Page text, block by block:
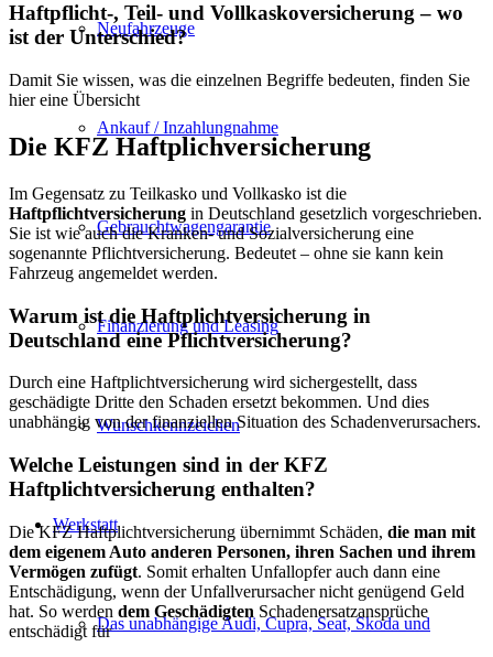
Neufahrzeuge
Ankauf / Inzahlungnahme
Gebrauchtwagengarantie
Finanzierung und Leasing
Wunschkennzeichen
Werkstatt
Das unabhängige Audi, Cupra, Seat, Skoda und
Haftpflicht-, Teil- und Vollkaskoversicherung – wo
ist der Unterschied?
Damit Sie wissen, was die einzelnen Begriffe bedeuten, finden Sie
hier eine Übersicht
Die KFZ Haftplichversicherung
Im Gegensatz zu Teilkasko und Vollkasko ist die
Haftpflichtversicherung in Deutschland gesetzlich vorgeschrieben.
Sie ist wie auch die Kranken- und Sozialversicherung eine
sogenannte Pflichtversicherung. Bedeutet – ohne sie kann kein
Fahrzeug angemeldet werden.
Warum ist die Haftplichtversicherung in
Deutschland eine Pflichtversicherung?
Durch eine Haftplichtversicherung wird sichergestellt, dass
geschädigte Dritte den Schaden ersetzt bekommen. Und dies
unabhängig von der finanziellen Situation des Schadenverursachers.
Welche Leistungen sind in der KFZ
Haftplichtversicherung enthalten?
Die KFZ Haftplichtversicherung übernimmt Schäden, die man mit
dem eigenem Auto anderen Personen, ihren Sachen und ihrem
Vermögen zufügt. Somit erhalten Unfallopfer auch dann eine
Entschädigung, wenn der Unfallverursacher nicht genügend Geld
hat. So werden dem Geschädigten Schadenersatzansprüche
entschädigt für